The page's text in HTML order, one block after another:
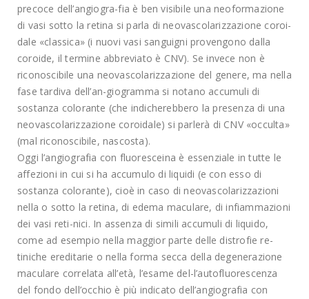
precoce dell’angiogra-fia è ben visibile una neoformazione
di vasi sotto la retina si parla di neovascolarizzazione coroi-
dale «classica» (i nuovi vasi sanguigni provengono dalla
coroide, il termine abbreviato è CNV). Se invece non è
riconoscibile una neovascolarizzazione del genere, ma nella
fase tardiva dell’an-giogramma si notano accumuli di
sostanza colorante (che indicherebbero la presenza di una
neovascolarizzazione coroidale) si parlerà di CNV «occulta»
(mal riconoscibile, nascosta).
Oggi l’angiografia con fluoresceina è essenziale in tutte le
affezioni in cui si ha accumulo di liquidi (e con esso di
sostanza colorante), cioè in caso di neovascolarizzazioni
nella o sotto la retina, di edema maculare, di infiammazioni
dei vasi reti-nici. In assenza di simili accumuli di liquido,
come ad esempio nella maggior parte delle distrofie re-
tiniche ereditarie o nella forma secca della degenerazione
maculare correlata all’età, l’esame del-l’autofluorescenza
del fondo dell’occhio è più indicato dell’angiografia con